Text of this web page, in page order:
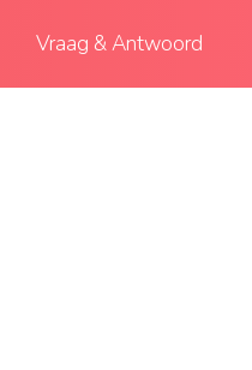
Vraag & Antwoord